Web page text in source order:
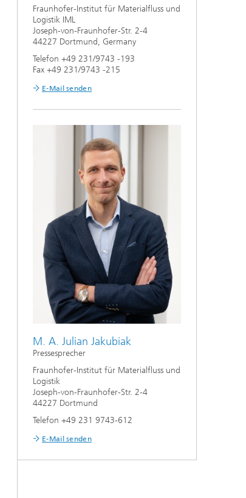
Fraunhofer-Institut für Materialfluss und
Logistik IML
Joseph-von-Fraunhofer-Str. 2-4
44227 Dortmund, Germany
Telefon +49 231/9743 -193
Fax +49 231/9743 -215
E-Mail senden
M. A. Julian Jakubiak
Pressesprecher
Fraunhofer-Institut für Materialfluss und
Logistik
Joseph-von-Fraunhofer-Str. 2-4
44227 Dortmund
Telefon +49 231 9743-612
E-Mail senden